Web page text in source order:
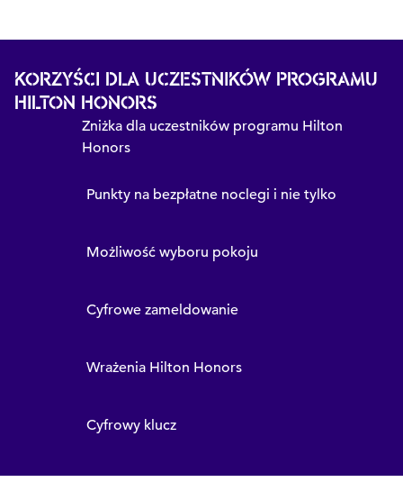
KORZYŚCI DLA UCZESTNIKÓW PROGRAMU
HILTON HONORS
Zniżka dla uczestników programu Hilton
Honors
Punkty na bezpłatne noclegi i nie tylko
Możliwość wyboru pokoju
Cyfrowe zameldowanie
Wrażenia Hilton Honors
Cyfrowy klucz